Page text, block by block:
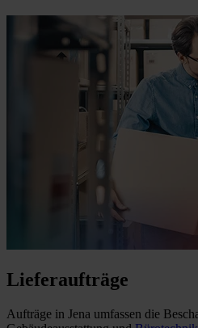
Lieferaufträge
Aufträge in Jena umfassen die